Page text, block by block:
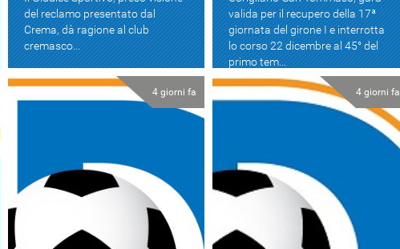
del reclamo presentato dal
Crema, dà ragione al club
cremasco...
valida per il recupero della 17ª
giornata del girone I e interrotta
lo corso 22 dicembre al 45° del
primo tem...
4 giorni fa 4 giorni fa